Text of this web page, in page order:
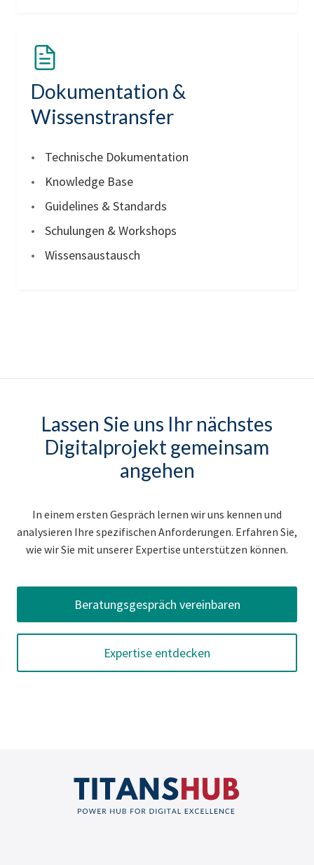
Dokumentation &
Wissenstransfer
Technische Dokumentation
Knowledge Base
Guidelines & Standards
Schulungen & Workshops
Wissensaustausch
Lassen Sie uns Ihr nächstes
Digitalprojekt gemeinsam
angehen
In einem ersten Gespräch lernen wir uns kennen und
analysieren Ihre spezifischen Anforderungen. Erfahren Sie,
wie wir Sie mit unserer Expertise unterstützen können.
Beratungsgespräch vereinbaren
Expertise entdecken